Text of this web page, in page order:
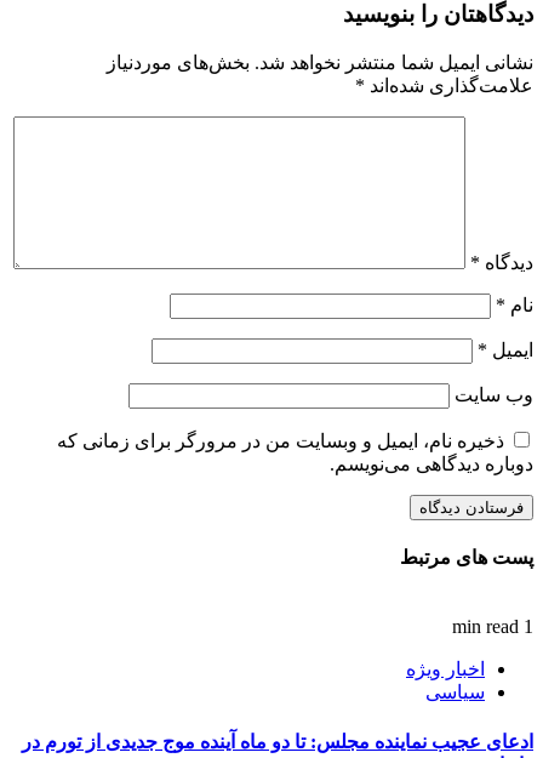
دیدگاهتان را بنویسید
نشانی ایمیل شما منتشر نخواهد شد. بخش‌های موردنیاز
علامت‌گذاری شده‌اند *
دیدگاه *
نام *
ایمیل *
وب‌ سایت
ذخیره نام، ایمیل و وبسایت من در مرورگر برای زمانی که
دوباره دیدگاهی می‌نویسم.
پست های مرتبط
1 min read
اخبار ویژه
سیاسی
ادعای عجیب نماینده مجلس: تا دو ماه آینده موج جدیدی از تورم در